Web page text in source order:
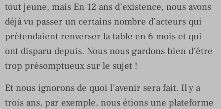
tout jeune, mais En 12 ans d’existence, nous avons
déjà vu passer un certains nombre d’acteurs qui
prétendaient renverser la table en 6 mois et qui
ont disparu depuis. Nous nous gardons bien d’être
trop présomptueux sur le sujet !
Et nous ignorons de quoi l’avenir sera fait. Il y a
trois ans, par exemple, nous étions une plateforme